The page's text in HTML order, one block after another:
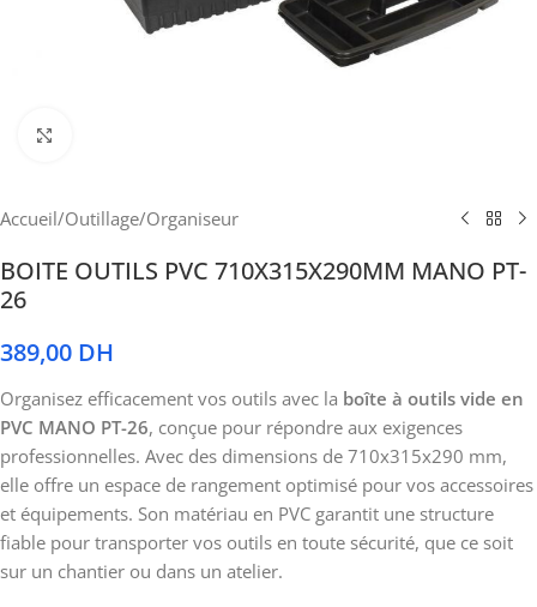
Accueil/Outillage/Organiseur
BOITE OUTILS PVC 710X315X290MM MANO PT-
26
389,00 DH
Organisez efficacement vos outils avec la boîte à outils vide en
PVC MANO PT-26, conçue pour répondre aux exigences
professionnelles. Avec des dimensions de 710x315x290 mm,
elle offre un espace de rangement optimisé pour vos accessoires
et équipements. Son matériau en PVC garantit une structure
fiable pour transporter vos outils en toute sécurité, que ce soit
sur un chantier ou dans un atelier.